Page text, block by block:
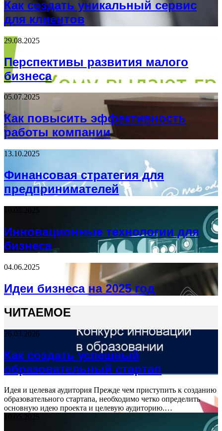
Как создать уникальный сервис
для клиентов
29.08.2025
Перспективы развития малого
бизнеса
05.07.2025
Как повысить эффективность
работы компании
13.10.2025
Финансовая стратегия для
предпринимателей
Инновационные технологии для
бизнеса
04.06.2025
Идеи бизнеса на 2025 год
ЧИТАЕМОЕ
26.03.2026
Как создать успешный
образовательный стартап
Идея и целевая аудитория Прежде чем приступить к созданию
образовательного стартапа, необходимо четко определить
основную идею проекта и целевую аудиторию.…